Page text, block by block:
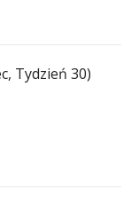
Tydzień 30)